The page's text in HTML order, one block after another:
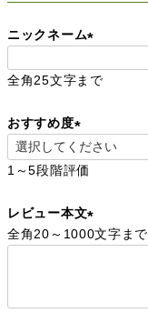
ニックネーム
必
全角25文字まで
おすすめ度
(
必
)
1～5段階評価
レビュー本文
(
全角20～1000文字まで